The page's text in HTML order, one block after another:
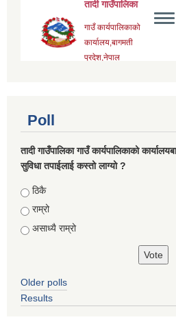
Poll
तादी गाउँपालिका गाउँ कार्यपालिकाको
सुविधा तपाईलाई कस्तो लाग्यो ?
Choices
ठिकै
राम्रो
असाध्यै राम्रो
Older polls
Results